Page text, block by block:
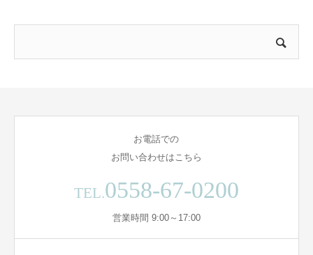
お電話での
お問い合わせはこちら
TEL.0558-67-0200
営業時間 9:00～17:00